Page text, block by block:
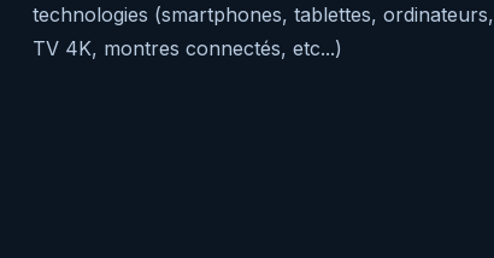
technologies (smartphones, tablettes, ordinateurs,
TV 4K, montres connectés, etc...)